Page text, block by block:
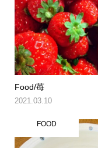
Food/苺
2021.03.10
FOOD